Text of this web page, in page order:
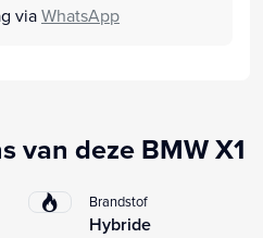
viaWhatsApp
van deze BMW X1
Brandstof
Hybride